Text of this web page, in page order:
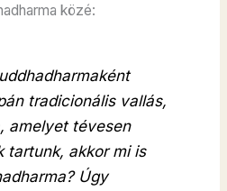
közé:
tradicionális vallás,
amelyet tévesen
tartunk, akkor mi is
Úgy